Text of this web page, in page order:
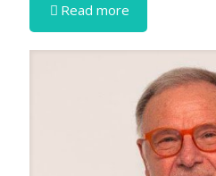
Read more